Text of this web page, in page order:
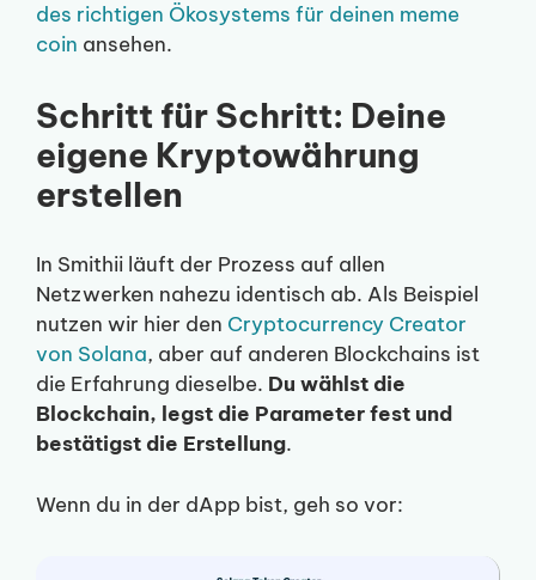
des richtigen Ökosystems für deinen meme
coin ansehen.
Schritt für Schritt: Deine
eigene Kryptowährung
erstellen
In Smithii läuft der Prozess auf allen
Netzwerken nahezu identisch ab. Als Beispiel
nutzen wir hier den Cryptocurrency Creator
von Solana, aber auf anderen Blockchains ist
die Erfahrung dieselbe. Du wählst die
Blockchain, legst die Parameter fest und
bestätigst die Erstellung.
Wenn du in der dApp bist, geh so vor: